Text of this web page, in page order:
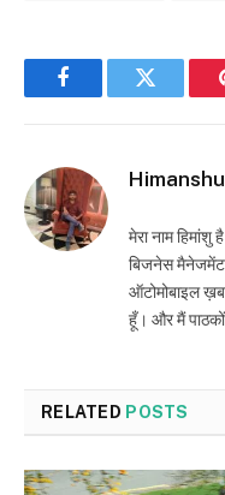
FacebookTwitter
मेरा नाम हिमांशु
बिजनेस मैनेजमेंट
ऑटोमोबाइल
हूँ। और मैं पाठकों
RELATED POSTS